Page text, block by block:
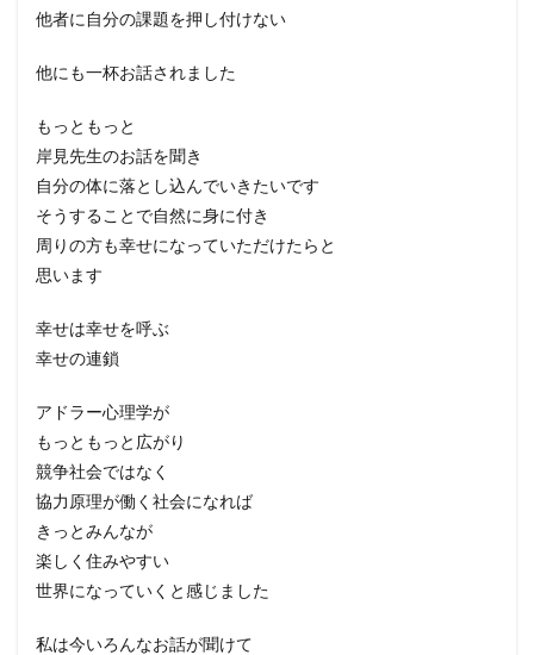
他者に自分の課題を押し付けない
他にも一杯お話されました
もっともっと
岸見先生のお話を聞き
自分の体に落とし込んでいきたいです
そうすることで自然に身に付き
周りの方も幸せになっていただけたらと
思います
幸せは幸せを呼ぶ
幸せの連鎖
アドラー心理学が
もっともっと広がり
競争社会ではなく
協力原理が働く社会になれば
きっとみんなが
楽しく住みやすい
世界になっていくと感じました
私は今いろんなお話が聞けて